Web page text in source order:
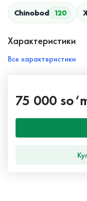
Chinobod 120
Характеристики
Все характеристики
75 000